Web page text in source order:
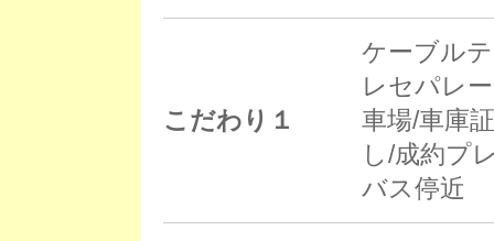
こだわり１
ケーブル
レセパレ
車場/車庫
し/成約プ
バス停近